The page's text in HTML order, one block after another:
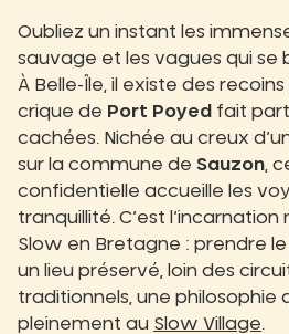
Oubliez un instant les
sauvage et les vagues qui se
À Belle-Île, il existe des
crique de Port Poyed fait
cachées. Nichée au creux
sur la commune de Sauzon ,
confidentielle accueille les
tranquillité. C’est l’incarnation
Slow en Bretagne : prendre
un lieu préservé, loin des
traditionnels, une philosophie
pleinement au Slow Village.